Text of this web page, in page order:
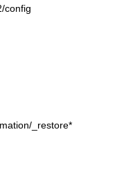
config
_restore*